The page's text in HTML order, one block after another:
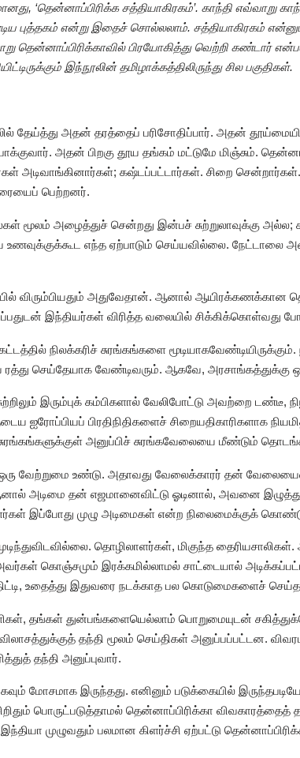
‘தென்னாப்பிரிக்க சத்தியாகிரகம்’. காந்தி எவ்வாறு
புத்தகம் என்று இதைச் சொல்லலாம். சத்தியாகிரகம்
தென்னாப்பிரிக்காவில் பிரயோகித்து வெற்றி கண்டார்
இந்நூலின் தமிழாக்கத்திலிருந்து சில பகுதிகள்.
அதன் தரத்தைப் பரிசோதிப்பார். அதன் தூய்மையில்
அதன் பிறகு தூய தங்கம் மட்டுமே மிஞ்சும்.
கஷ்டப்பட்டார்கள். சிறை
பெற்றனர்.
மூலம் அழைத்துச் சென்றது இன்பச் சுற்றுலாவுக்கு
எந்த ஏற்பாடும் செய்யவில்லை. நேட்டாலை
விரும்பியதும் அதுவேதான். ஆனால் ஆயிரக்கணக்கான
இந்தியர்கள் விரித்த வலையில் சிக்கிக்கொள்வது
நிலக்கரிச் சுரங்கங்களை
ரத்து செய்தேயாக வேண்டிவரும். ஆகவே, அரசாங்கத்துக்கு
இரும்புக் கம்பிகளால் வேலிபோட்டு அவற்றை டண்டீ,
ஐரோப்பியப் பிரதிநிதிகளைச் சிறையதிகாரிகளாக
அனுப்பிச் சுரங்கவேலையை மீண்டும்
வேற்றுமை உண்டு. அதாவது வேலைக்காரர் தன்
அடிமை தன் எஜமானைவிட்டு ஓடினால், அவனை
இப்போது முழு அடிமைகள் என்ற நிலைமைக்குக்
தொழிலாளர்கள், மிகுந்த
கொஞ்சமும் இரக்கமில்லாமல் சாட்டையால்
உதைத்து இதுவரை நடக்காத பல கொடுமைகளைச்
தங்கள் துன்பங்களையெல்லாம் பொறுமையுடன்
தந்தி மூலம் செய்திகள் அனுப்பப்பட்டன.
தந்தி அனுப்புவார்.
மோசமாக இருந்தது. எனினும் படுக்கையில்
பொருட்படுத்தாமல் தென்னாப்பிரிக்கா
இந்தியா முழுவதும் பலமான கிளர்ச்சி ஏற்பட்டு